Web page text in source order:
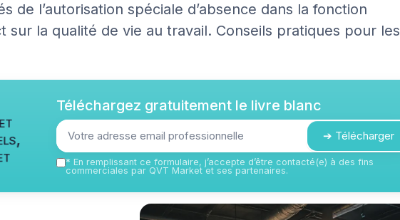
de l’autorisation spéciale d’absence dans la fonction
sur la qualité de vie au travail. Conseils pratiques pour les
Téléchargez gratuitement le livre blanc
➔ Télécharger
* En remplissant ce formulaire, j’accepte d’être contacté(e) à des fins
commerciales par QVT Market et ses partenaires.